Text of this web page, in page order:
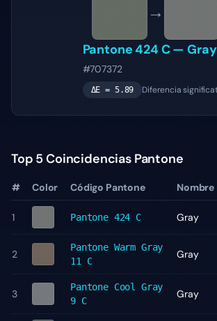
→
Pantone424 C—Gray
#707372
ΔE = 5.89 Diferencia
Top 5 Coincidencias Pantone
# Color Código Pantone Nombre
1 Pantone 424 C Gray
2
Pantone Warm Gray
11 C
Gray
3
Pantone Cool Gray
9 C
Gray